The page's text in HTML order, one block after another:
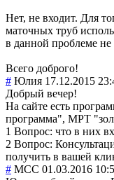
Нет, не входит. Для
маточных труб
в данной проблеме
Всего доброго!
# Юлия 17.12.2015
Добрый вечер!
На сайте есть
программа", МРТ
1 Вопрос: что в них
2 Вопрос:
получить в вашей
# MCC 01.03.2016